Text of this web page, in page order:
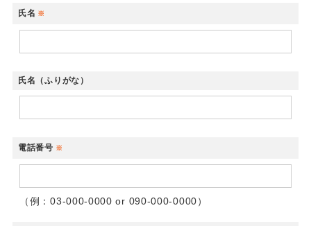
氏名 ※
氏名（ふりがな）
電話番号 ※
（例：03-000-0000 or 090-000-0000）